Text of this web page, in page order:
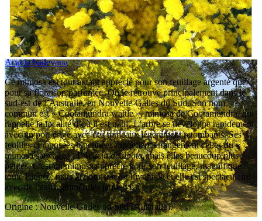
Acacia baileyana
Ce mimosa est tout autant apprécié pour son feuillage argenté que
pour sa floraison parfumée. On le retrouve principalement dans le
sud-est de l’Australie, en Nouvelle-Galles du Sud. Son nom
commun est « Cootamundra wattle », mimosa de Cootamundra, qui
rappelle la localité d’où il est natif. L’arbre se développe rapidement
avec un port érigé avec des rameaux légèrement retombants. Ses
feuilles composées bipennées rappellent étrangement celles du «
mimosa sauvage », l’Acacia dealbata, mais elles beaucoup plus
petites. C'est un mimosa apprécié pour son feuillage, magnifique
toute l'année, mais la floraison est hivernale et elle est spectaculaire
avec de beaux glomérules jaune vif.
Origine : Nouvelle-Galles du Sud (Australie).